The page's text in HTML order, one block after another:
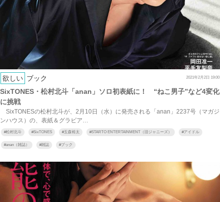
欲しい ブック 2021年2月2日 19:00
SixTONES・松村北斗「anan」ソロ初表紙に！ “ねこ男子”など4変化
に挑戦
SixTONESの松村北斗が、2月10日（水）に発売される「anan」2237号（マガジ
ンハウス）の、表紙＆グラビア…
#松村北斗 #SixTONES #玉森裕太 #STARTO ENTERTAINMENT（旧ジャニーズ） #アイドル
#anan（雑誌） #雑誌 #ブック